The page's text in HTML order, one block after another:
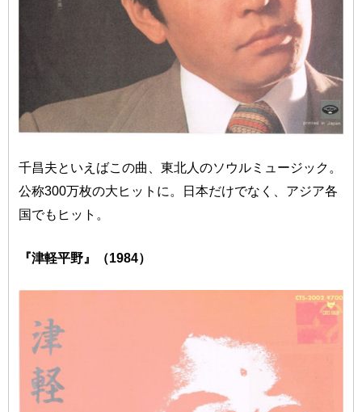
千昌夫といえばこの曲、東北人のソウルミュージック。
公称300万枚の大ヒットに。日本だけでなく、アジア各
国でもヒット。
『津軽平野』（1984）